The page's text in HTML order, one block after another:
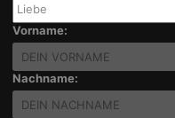
Vorname:
Nachname: